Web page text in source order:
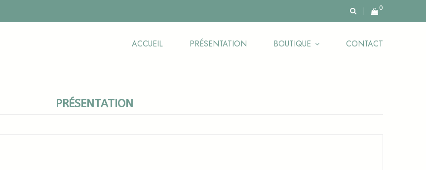
ACCUEIL PRÉSENTATION BOUTIQUE CONTACT
0
PRÉSENTATION